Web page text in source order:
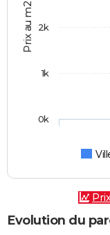
Prix au m2
0k
1k
2k
Evolution du